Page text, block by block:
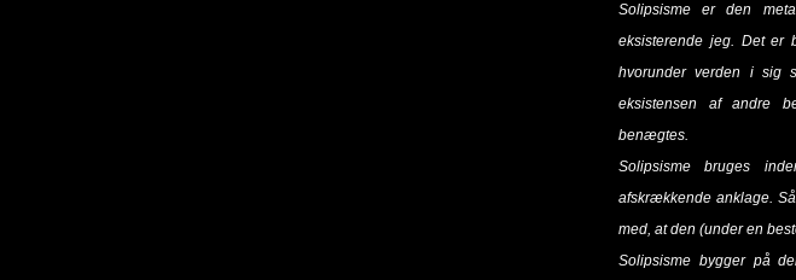
Solipsisme er den
eksisterende jeg. Det er
hvorunder verden i sig
eksistensen af andre
benægtes.
Solipsisme bruges
afskrækkende anklage.
med, at den (under en
Solipsisme bygger på